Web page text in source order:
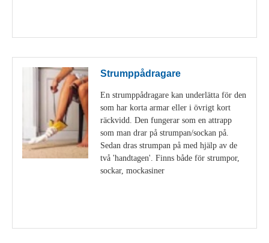
Strumppådragare
En strumppådragare kan underlätta för den
som har korta armar eller i övrigt kort
räckvidd. Den fungerar som en attrapp
som man drar på strumpan/sockan på.
Sedan dras strumpan på med hjälp av de
två 'handtagen'. Finns både för strumpor,
sockar, mockasiner